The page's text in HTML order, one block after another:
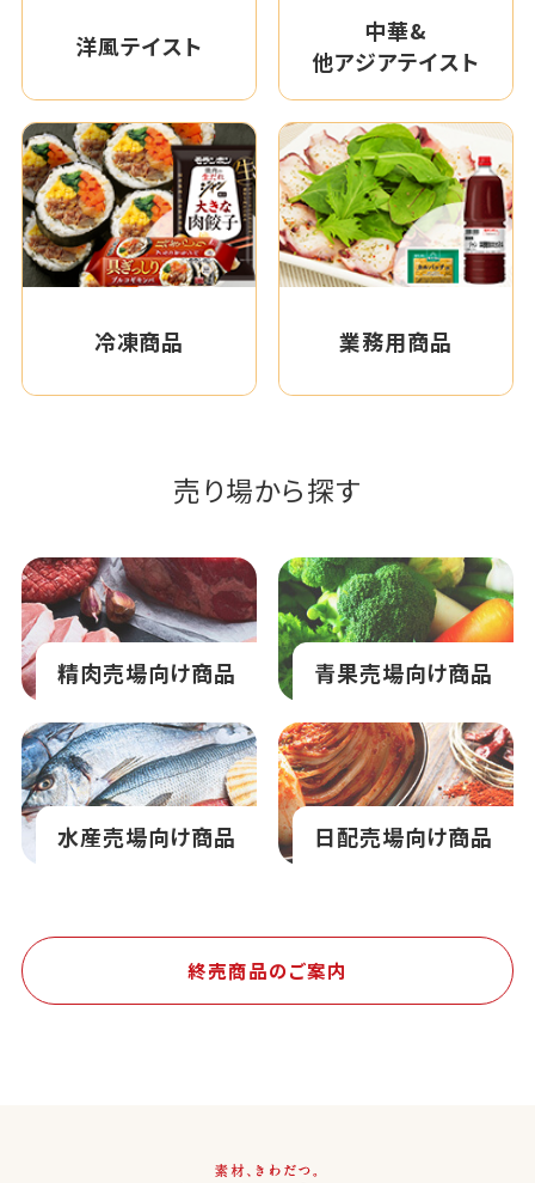
洋風テイスト
中華&
他アジアテイスト
冷凍商品 業務用商品
売り場から探す
精肉売場向け商品 青果売場向け商品
水産売場向け商品 日配売場向け商品
終売商品のご案内